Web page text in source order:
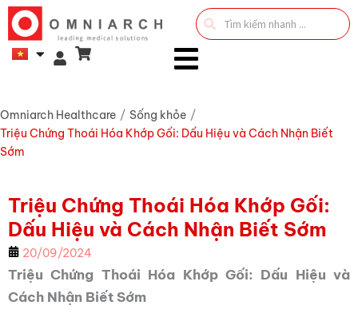
Search
...
Omniarch Healthcare / Sống khỏe /
Triệu Chứng Thoái Hóa Khớp Gối: Dấu Hiệu và Cách Nhận Biết
Sớm
Triệu Chứng Thoái Hóa Khớp Gối:
Dấu Hiệu và Cách Nhận Biết Sớm
20/09/2024
Triệu Chứng Thoái Hóa Khớp Gối: Dấu Hiệu và
Cách Nhận Biết Sớm